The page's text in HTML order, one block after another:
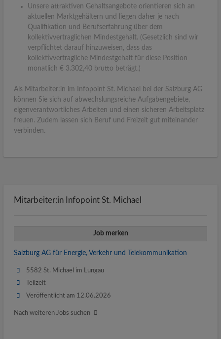
Unsere attraktiven Gehaltsangebote orientieren sich an
aktuellen Marktgehältern und liegen daher je nach
Qualifikation und Berufserfahrung über dem
kollektivvertraglichen Mindestgehalt. (Gesetzlich sind wir
verpflichtet darauf hinzuweisen, dass das
kollektivvertragliche Mindestgehalt für diese Position
monatlich € 3.302,40 brutto beträgt.)
Als Mitarbeiter:in im Infopoint St. Michael bei der Salzburg AG
können Sie sich auf abwechslungsreiche Aufgabengebiete,
eigenverantwortliches Arbeiten und einen sicheren Arbeitsplatz
freuen. Zudem lassen sich Beruf und Freizeit gut miteinander
verbinden.
Mitarbeiter:in Infopoint St. Michael
Job merken
Salzburg AG für Energie, Verkehr und Telekommunikation
5582 St. Michael im Lungau
Teilzeit
Veröffentlicht am 12.06.2026
Nach weiteren Jobs suchen